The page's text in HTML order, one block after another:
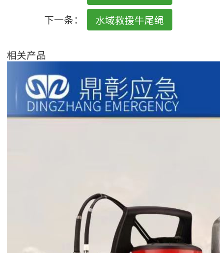
下一条：
水域救援牛尾绳
相关产品